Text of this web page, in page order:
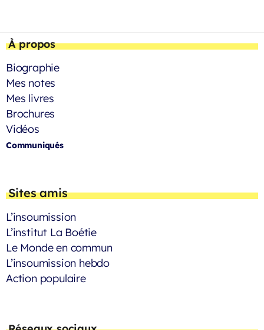
À propos
Biographie
Mes notes
Mes livres
Brochures
Vidéos
Communiqués
Sites amis
L’insoumission
L’institut La Boétie
Le Monde en commun
L’insoumission hebdo
Action populaire